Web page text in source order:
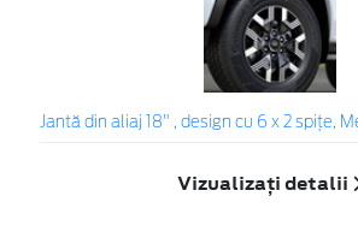
Jantă din aliaj 18" , design cu 6 x 2 spițe,
Vizualizați detalii